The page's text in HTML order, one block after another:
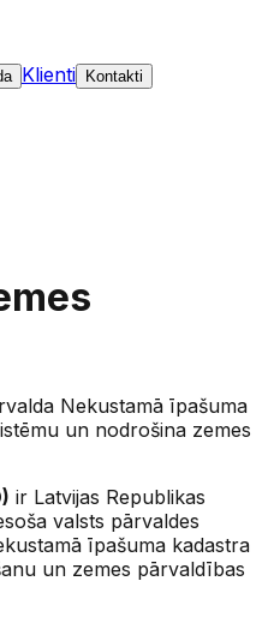
Klienti Kontakti
Nekustamā īpašuma
un nodrošina zemes
ir Latvijas Republikas
valsts pārvaldes
īpašuma kadastra
un zemes pārvaldības